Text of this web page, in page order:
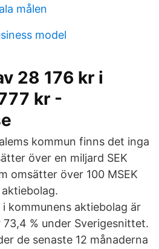
målen
model
28 176 kr i
kr -
kommun finns det inga
över en miljard SEK
omsätter över 100 MSEK
kommunens aktiebolag är
73,4 % under Sverigesnittet.
de senaste 12 månaderna